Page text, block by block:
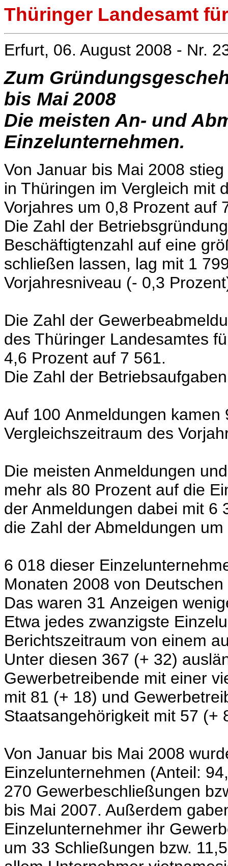
Thüringer Landesamt
Erfurt, 06. August 2008 - Nr.
Zum
bis Mai 2008
Die meisten An- und
Einzelunternehmen.
Von Januar bis Mai 2008
in Thüringen im Vergleich mit
Vorjahres um 0,8 Prozent auf
Die Zahl der
Beschäftigtenzahl auf eine
schließen lassen, lag mit 1
Vorjahresniveau (- 0,3
Die Zahl der
des Thüringer Landesamtes
4,6 Prozent auf 7 561.
Die Zahl der
Auf 100 Anmeldungen kamen
Vergleichszeitraum des
Die meisten Anmeldungen
mehr als 80 Prozent auf die
der Anmeldungen dabei mit 6
die Zahl der Abmeldungen
6 018 dieser
Monaten 2008 von
Das waren 31 Anzeigen
Etwa jedes zwanzigste
Berichtszeitraum von einem
Unter diesen 367 (+ 32)
Gewerbetreibende mit einer
mit 81 (+ 18) und
Staatsangehörigkeit mit 57 (+
Von Januar bis Mai 2008
Einzelunternehmen (Anteil:
270 Gewerbeschließungen
bis Mai 2007. Außerdem
Einzelunternehmer ihr
um 33 Schließungen bzw.